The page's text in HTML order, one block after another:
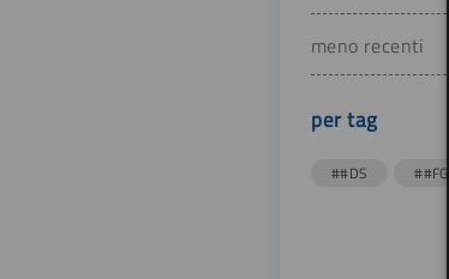
meno recenti
per tag
##DS ##FGU